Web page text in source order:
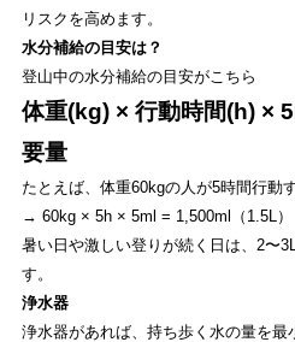
リスクを高めます。
水分補給の目安は？
登山中の水分補給の目安がこちら
体重(kg) × 行動時間(h) ×
要量
たとえば、体重60kgの人が5時間行動
→ 60kg × 5h × 5ml = 1,500ml（1.5L）
暑い日や激しい登りが続く日は、2〜
す。
浄水器
浄水器があれば、持ち歩く水の量を最